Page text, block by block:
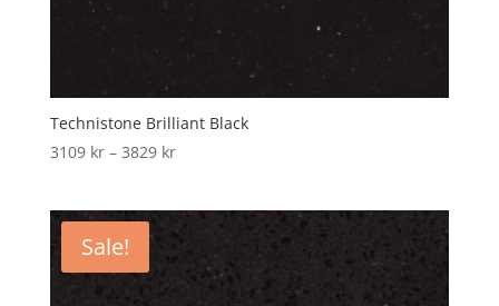
Technistone Brilliant Black
3109 kr – 3829 krPrice
through
Sale!